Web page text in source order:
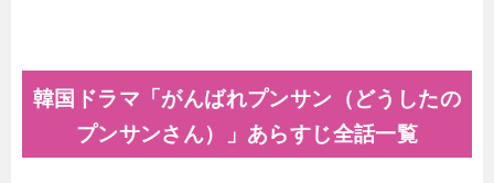
韓国ドラマ「がんばれプンサン（どうしたの
プンサンさん）」あらすじ全話一覧